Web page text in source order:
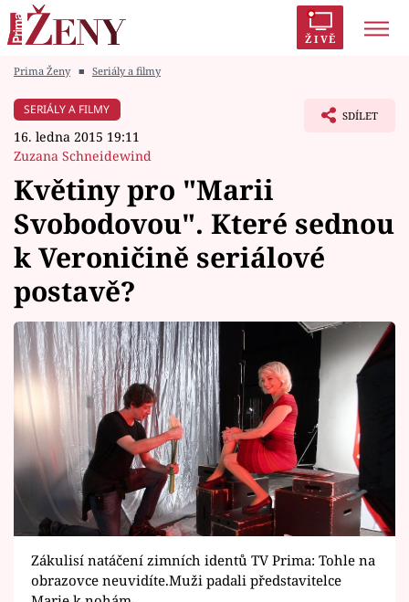
ŽIVĚ
Módní alarm
Témata
Celebrity
Vztahy
Seriály
Horoskopy
Sledujte prima+
Filmový festival Karlovy Vary
Mámy sobě
Prima Ženy ■ Seriály a filmy
SERIÁLY A FILMY
16. ledna 2015 19:11
Zuzana Schneidewind
SDÍLET
Květiny pro "Marii
Svobodovou". Které sednou
k Veroničině seriálové
postavě?
Zákulisí natáčení zimních identů TV Prima: Tohle na
obrazovce neuvidíte.Muži padali představitelce